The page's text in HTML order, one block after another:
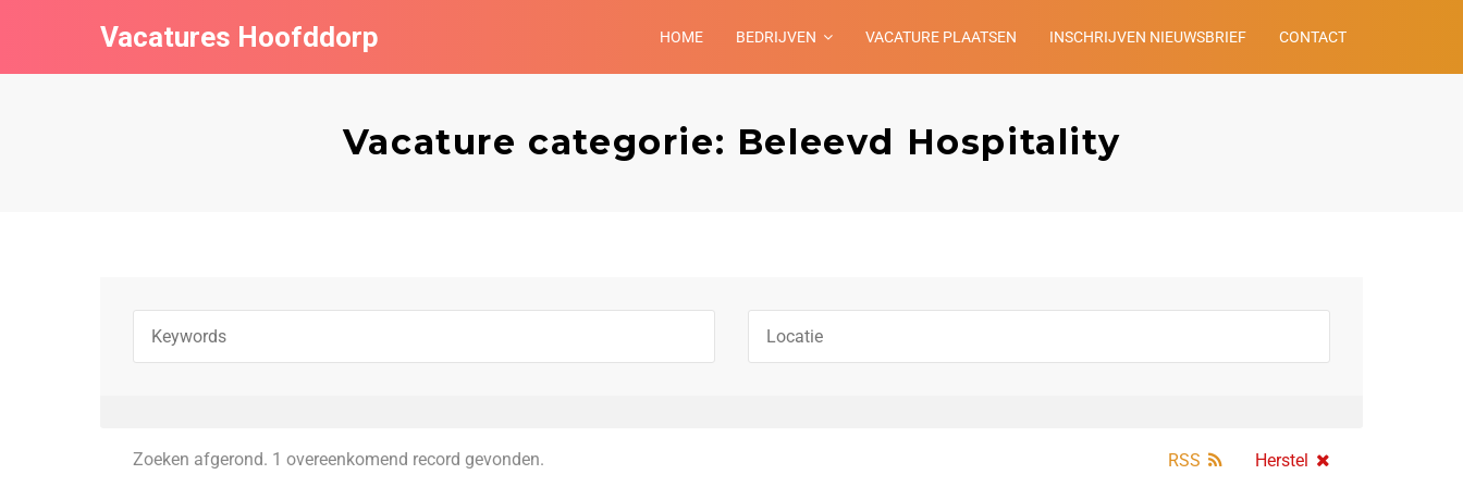
Vacatures Hoofddorp HOME BEDRIJVEN VACATURE PLAATSEN INSCHRIJVEN NIEUWSBRIEF CONTACT
Vacature categorie: Beleevd Hospitality
Zoeken afgerond. 1 overeenkomend record gevonden. Herstel
RSS